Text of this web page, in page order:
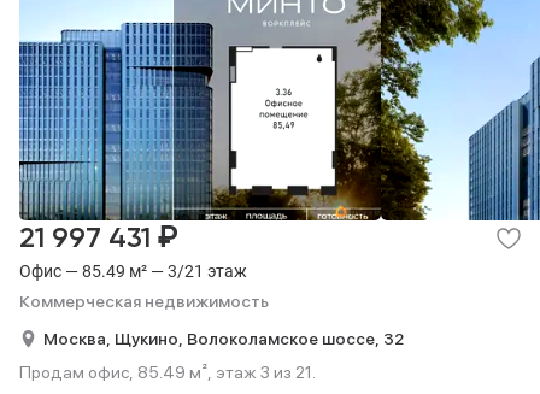
Офис — 85.49 м² — 3/21 этаж
Коммерческая недвижимость
21 997 431 ₽
Москва, Щукино, Волоколамское шоссе, 32
Продам офис, 85.49 м², этаж 3 из 21.